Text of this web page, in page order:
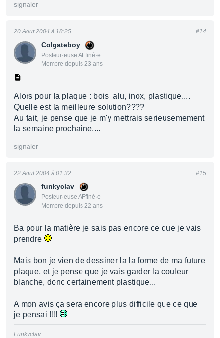
signaler
Colgateboy
Posteur·euse AFfiné·e
Membre depuis 23 ans
20 Aout 2004 à 18:25 #14
Alors pour la plaque : bois, alu, inox, plastique....
Quelle est la meilleure solution????
Au fait, je pense que je m'y mettrais serieusemement
la semaine prochaine....
signaler
funkyclav
Posteur·euse AFfiné·e
Membre depuis 22 ans
22 Aout 2004 à 01:32 #15
Ba pour la matière je sais pas encore ce que je vais
prendre
Mais bon je vien de dessiner la la forme de ma future
plaque, et je pense que je vais garder la couleur
blanche, donc certainement plastique...
A mon avis ça sera encore plus difficile que ce que
je pensai !!!!
Funkyclav